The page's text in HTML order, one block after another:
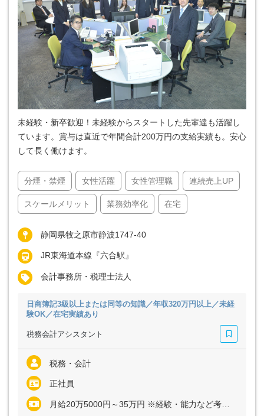
未経験・新卒歓迎！未経験からスタートした先輩達も活躍し
ています。賞与は直近で年間合計200万円の支給実績も。安心
して長く働けます。
分煙・禁煙 女性活躍 女性管理職 連続売上UP
スケールメリット 業務効率化 在宅
静岡県牧之原市静波1747-40
JR東海道本線『六合駅』
会計事務所・税理士法人
日商簿記3級以上または同等の知識／年収320万円以上／未経
験OK／在宅実績あり
税務会計アシスタント
税務・会計
正社員
月給20万5000円～35万円 ※経験・能力など考慮の上、決定いたします ※残業代は全額支給